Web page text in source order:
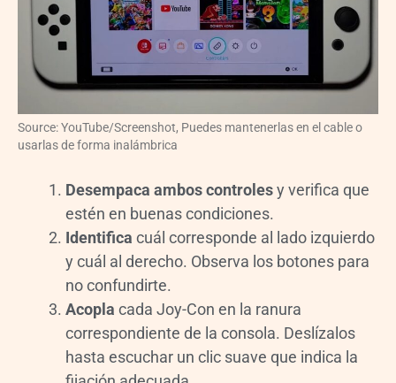
Source: YouTube/Screenshot, Puedes mantenerlas en el cable o
usarlas de forma inalámbrica
Desempaca ambos controlesy verifica que
estén en buenas condiciones.
Identifica cuál corresponde al lado izquierdo
y cuál al derecho. Observa los botones para
no confundirte.
Acopla cada Joy-Con en la ranura
correspondiente de la consola. Deslízalos
hasta escuchar un clic suave que indica la